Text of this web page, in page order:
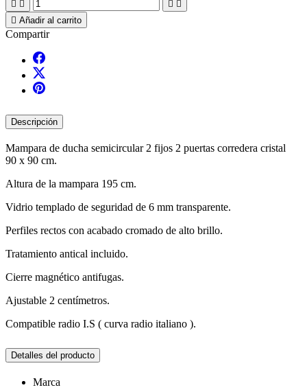
   
 Añadir al carrito
Compartir
Descripción
Mampara de ducha semicircular 2 fijos 2 puertas corredera cristal
90 x 90 cm.
Altura de la mampara 195 cm.
Vidrio templado de seguridad de 6 mm transparente.
Perfiles rectos con acabado cromado de alto brillo.
Tratamiento antical incluido.
Cierre magnético antifugas.
Ajustable 2 centímetros.
Compatible radio I.S ( curva radio italiano ).
Detalles del producto
Marca